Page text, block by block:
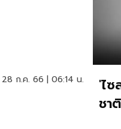
28 ก.ค. 66 | 06:14 น.
'ไ
ชา